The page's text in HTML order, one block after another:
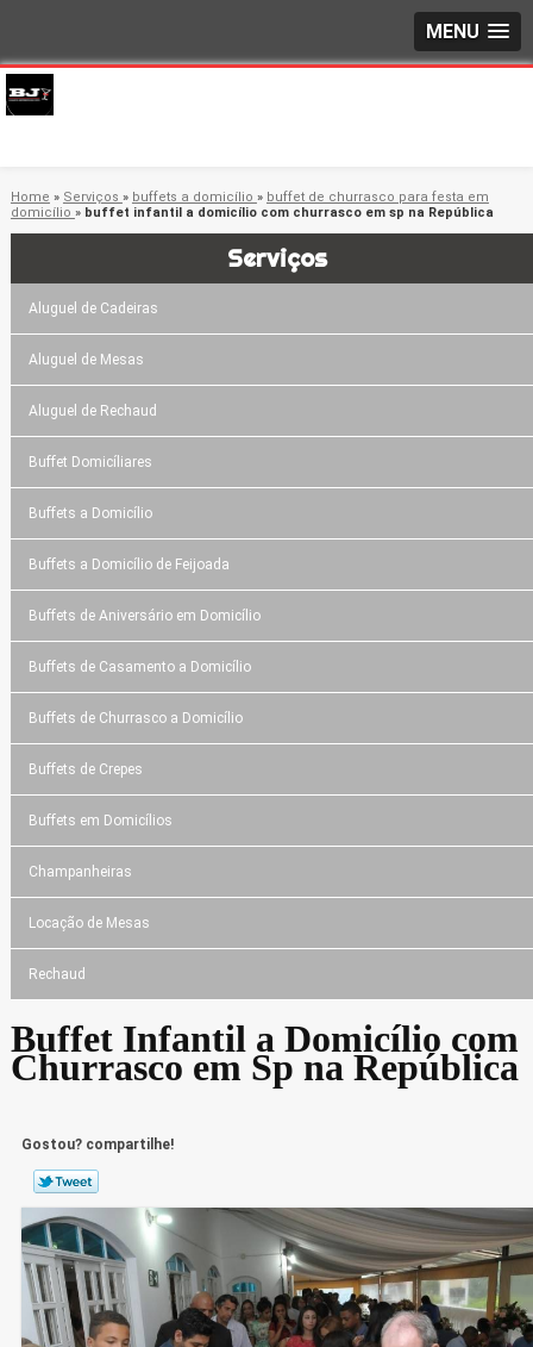
MENU
Home » Serviços » buffets a domicílio » buffet de churrasco para festa em
domicílio » buffet infantil a domicílio com churrasco em sp na República
Serviços
Aluguel de Cadeiras
Aluguel de Mesas
Aluguel de Rechaud
Buffet Domicíliares
Buffets a Domicílio
Buffets a Domicílio de Feijoada
Buffets de Aniversário em Domicílio
Buffets de Casamento a Domicílio
Buffets de Churrasco a Domicílio
Buffets de Crepes
Buffets em Domicílios
Champanheiras
Locação de Mesas
Rechaud
Buffet Infantil a Domicílio com
Churrasco em Sp na República
Gostou? compartilhe!